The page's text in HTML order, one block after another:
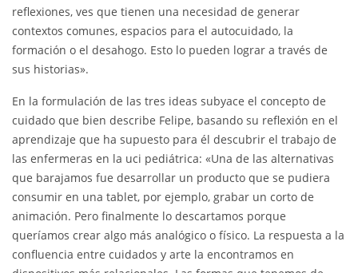
reflexiones, ves que tienen una necesidad de generar
contextos comunes, espacios para el autocuidado, la
formación o el desahogo. Esto lo pueden lograr a través de
sus historias».
En la formulación de las tres ideas subyace el concepto de
cuidado que bien describe Felipe, basando su reflexión en el
aprendizaje que ha supuesto para él descubrir el trabajo de
las enfermeras en la uci pediátrica: «Una de las alternativas
que barajamos fue desarrollar un producto que se pudiera
consumir en una tablet, por ejemplo, grabar un corto de
animación. Pero finalmente lo descartamos porque
queríamos crear algo más analógico o físico. La respuesta a la
confluencia entre cuidados y arte la encontramos en